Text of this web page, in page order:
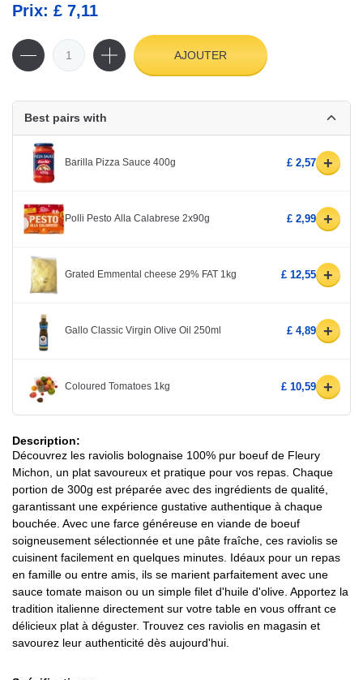
Prix: £ 7,11
AJOUTER
Best pairs with
Barilla Pizza Sauce 400g £ 2,57 +
Polli Pesto Alla Calabrese 2x90g £ 2,99 +
Grated Emmental cheese 29% FAT 1kg £ 12,55 +
Gallo Classic Virgin Olive Oil 250ml £ 4,89 +
Coloured Tomatoes 1kg £ 10,59 +
Description:
Découvrez les raviolis bolognaise 100% pur boeuf de Fleury
Michon, un plat savoureux et pratique pour vos repas. Chaque
portion de 300g est préparée avec des ingrédients de qualité,
garantissant une expérience gustative authentique à chaque
bouchée. Avec une farce généreuse en viande de boeuf
soigneusement sélectionnée et une pâte fraîche, ces raviolis se
cuisinent facilement en quelques minutes. Idéaux pour un repas
en famille ou entre amis, ils se marient parfaitement avec une
sauce tomate maison ou un simple filet d'huile d'olive. Apportez la
tradition italienne directement sur votre table en vous offrant ce
délicieux plat à déguster. Trouvez ces raviolis en magasin et
savourez leur authenticité dès aujourd'hui.